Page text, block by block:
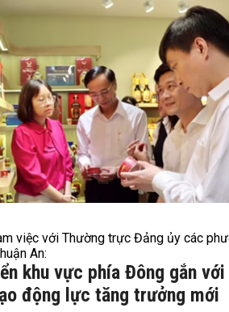
việc với Thường trực Đảng ủy các
An:
khu vực phía Đông gắn với
động lực tăng trưởng mới